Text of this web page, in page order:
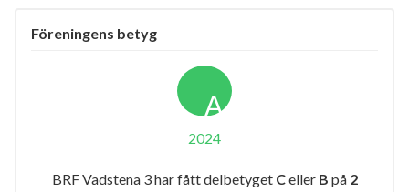
Föreningens betyg
A
2024
BRF Vadstena 3 har fått delbetyget Celler B på 2